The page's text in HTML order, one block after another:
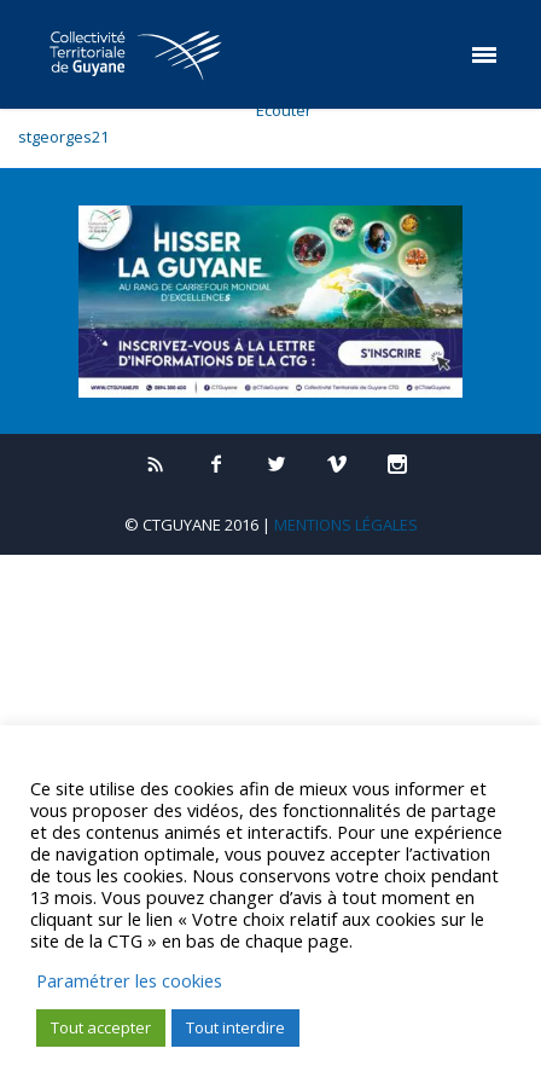
Ecouter
stgeorges21
© CTGUYANE 2016 | MENTIONS LÉGALES
Ce site utilise des cookies afin de mieux vous informer et
vous proposer des vidéos, des fonctionnalités de partage
et des contenus animés et interactifs. Pour une expérience
de navigation optimale, vous pouvez accepter l’activation
de tous les cookies. Nous conservons votre choix pendant
13 mois. Vous pouvez changer d’avis à tout moment en
cliquant sur le lien « Votre choix relatif aux cookies sur le
site de la CTG » en bas de chaque page.
Paramétrer les cookies
Tout accepter Tout interdire